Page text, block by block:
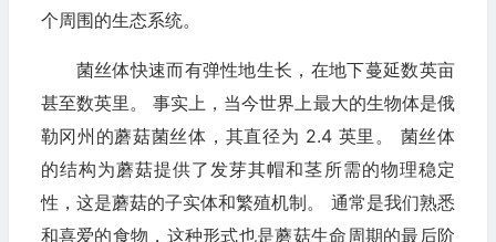
个周围的生态系统。
菌丝体快速而有弹性地生长，在地下蔓延数英亩
甚至数英里。 事实上，当今世界上最大的生物体是俄
勒冈州的蘑菇菌丝体，其直径为 2.4 英里。 菌丝体
的结构为蘑菇提供了发芽其帽和茎所需的物理稳定
性，这是蘑菇的子实体和繁殖机制。 通常是我们熟悉
和喜爱的食物，这种形式也是蘑菇生命周期的最后阶